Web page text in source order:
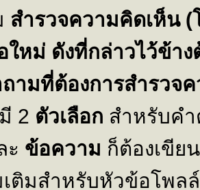
สำรวจความคิดเห็น (
ใหม่ ดังที่กล่าวไว้ข้าง
ามที่ต้องการสำรวจ
2 ตัวเลือก สำหรับค
ะ ข้อความ ก็ต้องเขีย
เติมสำหรับหัวข้อโพ